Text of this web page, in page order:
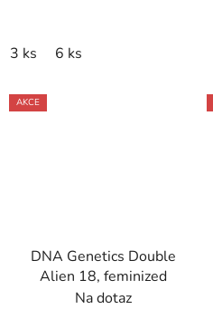
3 ks 6 ks
AKCE
DNA Genetics Double
Alien 18, feminized
Na dotaz